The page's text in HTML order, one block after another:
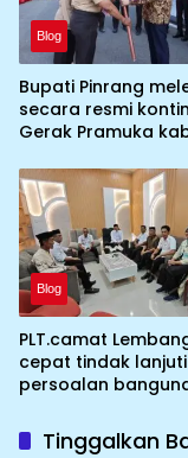
Blog
Bupati Pinrang
secara resmi
Gerak Pramuka
Nasional ke XII
perkemahan
Blog
PLT.camat
cepat tindak lanjuti
persoalan
Tinggalkan